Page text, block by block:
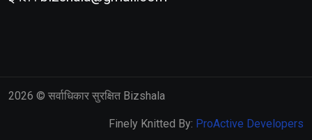
2026 © सर्वाधिकार सुरक्षित Bizshala
Finely Knitted By: ProActive Developers